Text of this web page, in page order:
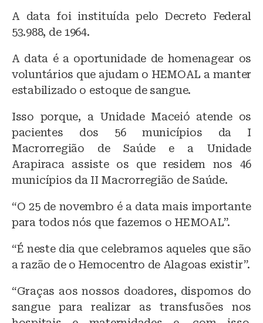
A data foi instituída pelo Decreto Federal
53.988, de 1964.
A data é a oportunidade de homenagear os
voluntários que ajudam o HEMOAL a manter
estabilizado o estoque de sangue.
Isso porque, a Unidade Maceió atende os
pacientes dos 56 municípios da I
Macrorregião de Saúde e a Unidade
Arapiraca assiste os que residem nos 46
municípios da II Macrorregião de Saúde.
“O 25 de novembro é a data mais importante
para todos nós que fazemos o HEMOAL”.
“É neste dia que celebramos aqueles que são
a razão de o Hemocentro de Alagoas existir”.
“Graças aos nossos doadores, dispomos do
sangue para realizar as transfusões nos